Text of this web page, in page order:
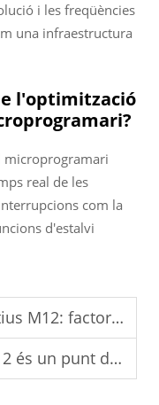
i les freqüències
una infraestructura
l'optimització
microprogramari
real de les
com la
d'estalvi
clau a tenir en compte
a diversos sectors industrials